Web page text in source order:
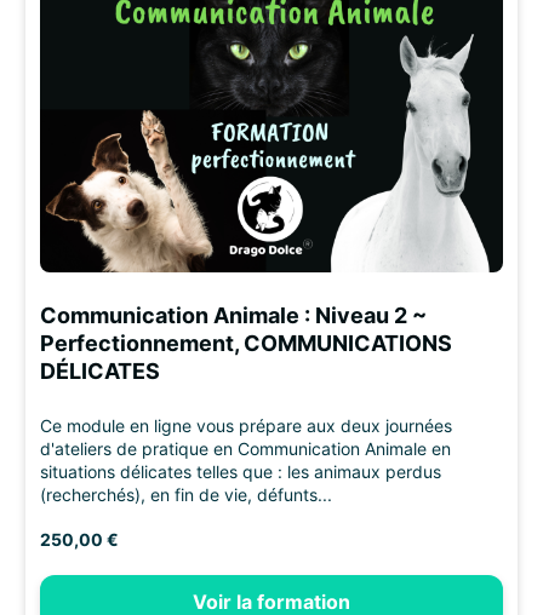
Communication Animale : Niveau 2 ~
Perfectionnement, COMMUNICATIONS
DÉLICATES
Ce module en ligne vous prépare aux deux journées
d'ateliers de pratique en Communication Animale en
situations délicates telles que : les animaux perdus
(recherchés), en fin de vie, défunts...
250,00 €
Voir la formation